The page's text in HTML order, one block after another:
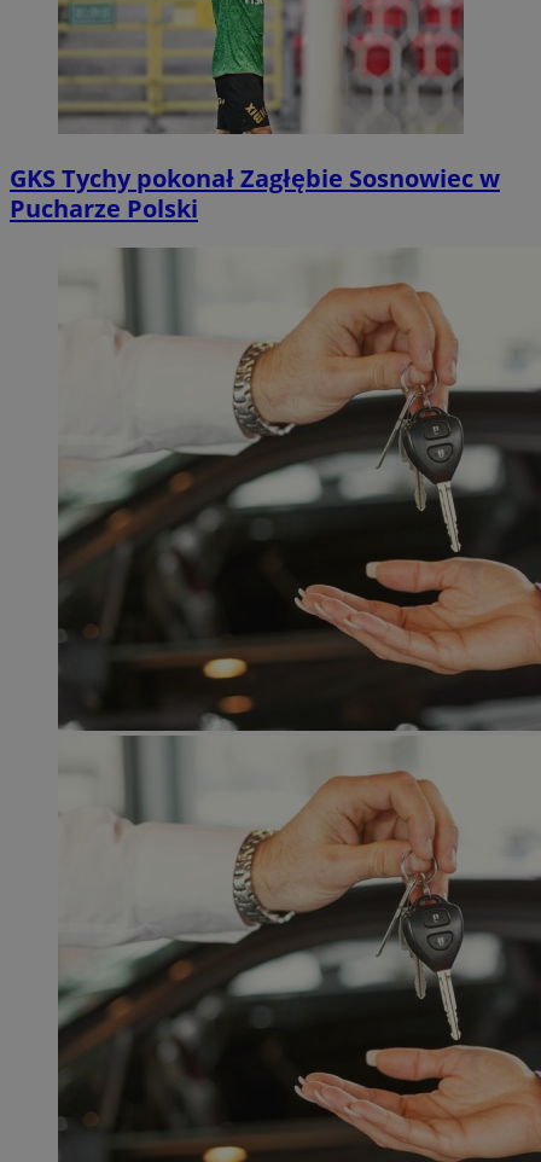
GKS Tychy pokonał Zagłębie Sosnowiec w
Pucharze Polski